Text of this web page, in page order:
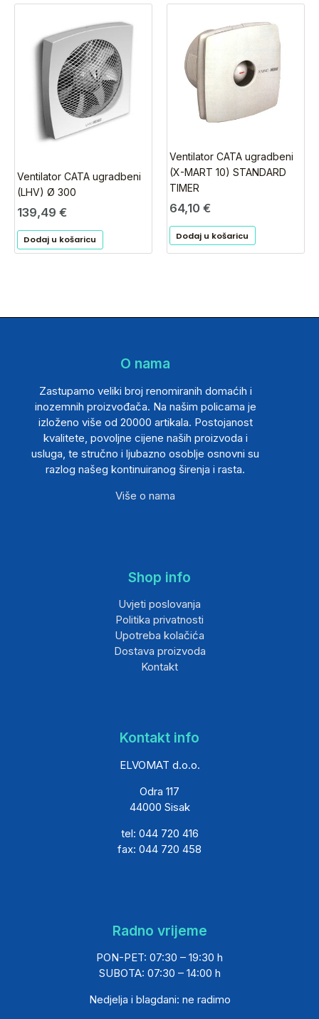
Ventilator CATA ugradbeni
(LHV) Ø 300
139,49 €
Dodaj u košaricu
Ventilator CATA ugradbeni
(X-MART 10) STANDARD
TIMER
64,10 €
Dodaj u košaricu
O nama
Zastupamo veliki broj renomiranih domaćih i
inozemnih proizvođača. Na našim policama je
izloženo više od 20000 artikala. Postojanost
kvalitete, povoljne cijene naših proizvoda i
usluga, te stručno i ljubazno osoblje osnovni su
razlog našeg kontinuiranog širenja i rasta.
Više o nama
Shop info
Uvjeti poslovanja
Politika privatnosti
Upotreba kolačića
Dostava proizvoda
Kontakt
Kontakt info
ELVOMAT d.o.o.
Odra 117
44000 Sisak
tel: 044 720 416
fax: 044 720 458
Radno vrijeme
PON-PET: 07:30 – 19:30 h
SUBOTA: 07:30 – 14:00 h
Nedjelja i blagdani: ne radimo